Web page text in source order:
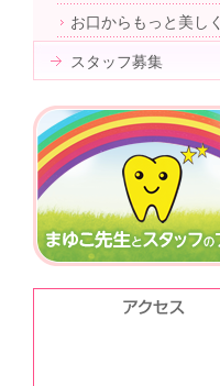
お口からもっと美しく
スタッフ募集